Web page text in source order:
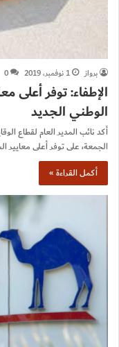
برواز
1 نوفمبر، 2019 0
الإطفاء: توفر أعلى
الوطني الجديد
أكد نائب المدير العام لقطاع
الجمعة، على توفر أعلى معايير
أكمل القراءة »